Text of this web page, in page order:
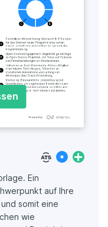
Ein
auf Ihre
somit eine
wie